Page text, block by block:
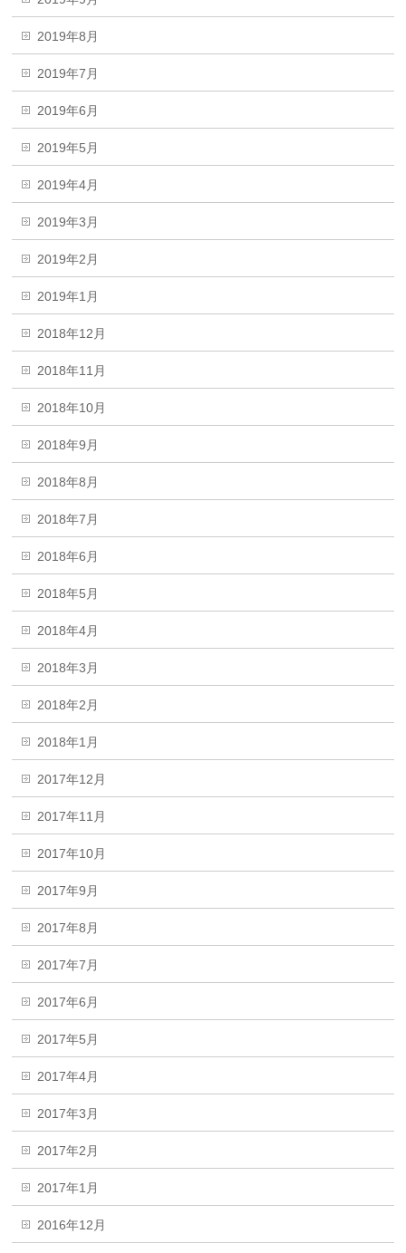
2019年8月
2019年7月
2019年6月
2019年5月
2019年4月
2019年3月
2019年2月
2019年1月
2018年12月
2018年11月
2018年10月
2018年9月
2018年8月
2018年7月
2018年6月
2018年5月
2018年4月
2018年3月
2018年2月
2018年1月
2017年12月
2017年11月
2017年10月
2017年9月
2017年8月
2017年7月
2017年6月
2017年5月
2017年4月
2017年3月
2017年2月
2017年1月
2016年12月